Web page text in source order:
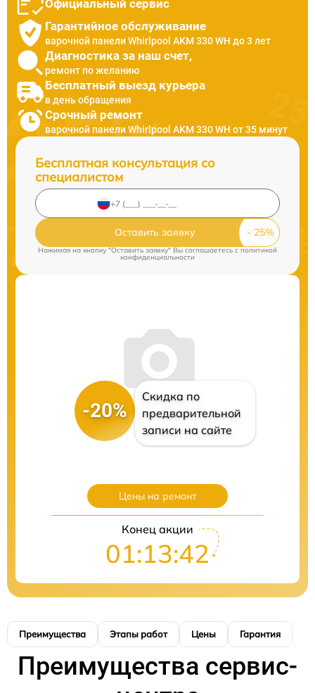
Официальный сервис
Гарантийное обслуживание
варочной панели Whirlpool AKM 330 WH до 3 лет
Диагностика за наш счет,
ремонт по желанию
Бесплатный выезд курьера
в день обращения
Срочный ремонт
варочной панели Whirlpool AKM 330 WH от 35 минут
Бесплатная консультация со
специалистом
Оставить заявку
Нажимая на кнопку "Оставить заявку" Вы соглашаетесь c политикой
конфиденциальности
-20%
Скидка по
предварительной
записи на сайте
Цены на ремонт
Конец акции
01:13:41
Преимущества Этапы работ Цены Гарантия
Преимущества сервис-